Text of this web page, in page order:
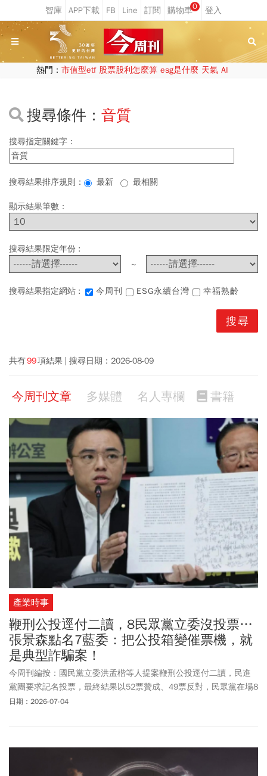
0
熱門： 市值型etf 股票股利怎麼算 esg是什麼 天氣 AI
搜尋條件： 音質
搜尋指定關鍵字：
搜尋結果排序規則： 最新 最相關
顯示結果筆數：
搜尋結果限定年份 :
~
搜尋結果指定網站 : 今周刊 ESG永續台灣 幸福熟齡
共有99項結果 搜尋日期： 2026-08-09
今周刊文章 多媒體 名人專欄 書籍
產業時事
鞭刑公投逕付二讀，8民眾黨立委沒投票…
張景森點名7藍委：把公投箱變催票機，就
是典型詐騙案！
今周刊編按：國民黨立委洪孟楷等人提案鞭刑公投逕付二讀，民進
黨團要求記名投票，最終結果以52票贊成、49票反對，民眾黨在場8
名立委均未投票。謝龍介表示，支持透過公投，由全民決定是否針
行，卻還是執意要人民為鞭刑公投投票，把公投箱變成催票機，這
日期：2026-07-04